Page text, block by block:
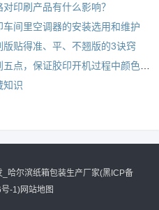
印刷产品有什么影响？
间里空调器的安装选用和维护
贴得准、平、不翘版的3诀窍
知识
哈尔滨纸箱包装生产厂家(黑ICP备
-1)网站地图